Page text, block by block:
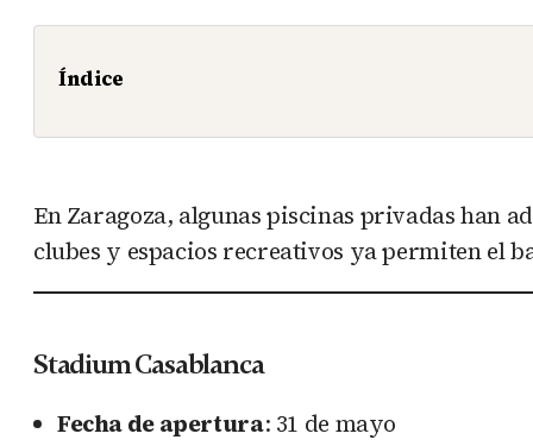
Índice
En Zaragoza, algunas piscinas privadas han
clubes y espacios recreativos ya permiten el
Stadium Casablanca
Fecha de apertura: 31 de mayo